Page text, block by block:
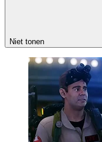
Niet tonen